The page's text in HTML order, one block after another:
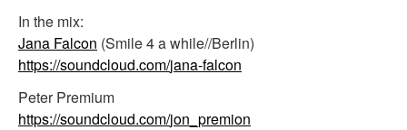
In the mix:
Jana Falcon (Smile 4 a while//Berlin)
https://soundcloud.com/jana-falcon
Peter Premium
https://soundcloud.com/jon_premion